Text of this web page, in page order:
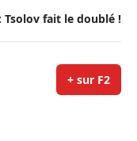
Tsolov fait le doublé !
+ sur F2